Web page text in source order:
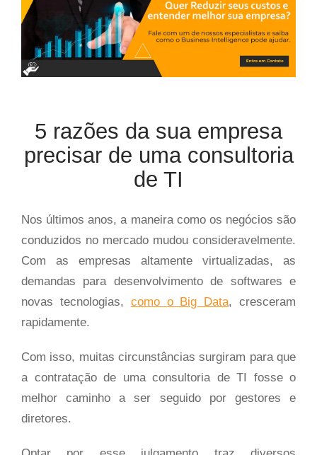
5 razões da sua empresa
precisar de uma consultoria
de TI
Nos últimos anos, a maneira como os negócios são
conduzidos no mercado mudou consideravelmente.
Com as empresas altamente virtualizadas, as
demandas para desenvolvimento de softwares e
novas tecnologias, como o Big Data, cresceram
rapidamente.
Com isso, muitas circunstâncias surgiram para que
a contratação de uma consultoria de TI fosse o
melhor caminho a ser seguido por gestores e
diretores.